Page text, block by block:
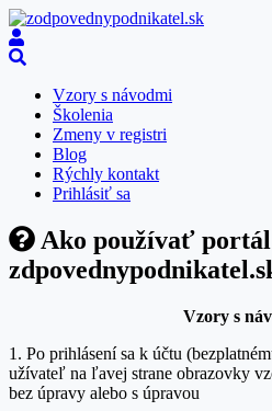
Vzory s návodmi
Školenia
Zmeny v registri
Blog
Rýchly kontakt
Prihlásiť sa
Ako používať portál
Vzory s
1. Po prihlásení sa k účtu
užívateľ na ľavej strane obrazovky
bez úpravy alebo s úpravou